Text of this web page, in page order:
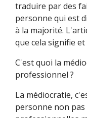
traduire par des
personne qui est
à la majorité.
que cela signifie
C'est quoi la
professionnel ?
La médiocratie,
personne non